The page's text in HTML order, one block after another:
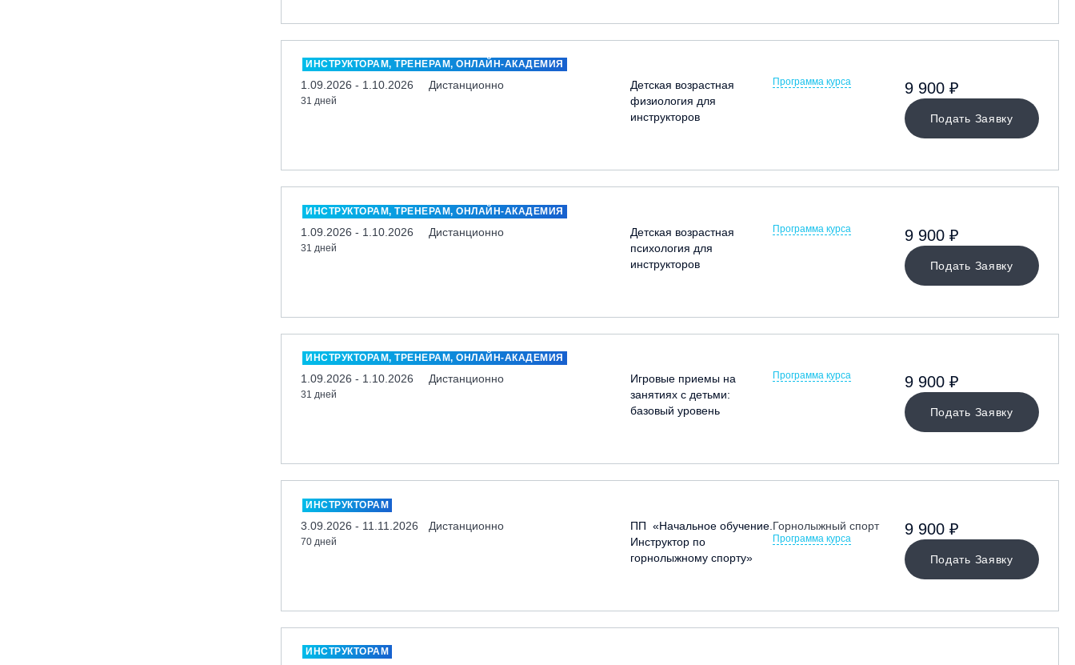
ИНСТРУКТОРАМ, ТРЕНЕРАМ, ОНЛАЙН-АКАДЕМИЯ
1.09.2026 - 1.10.2026
31 дней
Дистанционно
Детская возрастная
физиология для
инструкторов
Программа курса
Подать Заявку
9 900 ₽
ИНСТРУКТОРАМ, ТРЕНЕРАМ, ОНЛАЙН-АКАДЕМИЯ
1.09.2026 - 1.10.2026
31 дней
Дистанционно
Детская возрастная
психология для
инструкторов
Программа курса
Подать Заявку
9 900 ₽
ИНСТРУКТОРАМ, ТРЕНЕРАМ, ОНЛАЙН-АКАДЕМИЯ
1.09.2026 - 1.10.2026
31 дней
Дистанционно
Игровые приемы на
занятиях с детьми:
базовый уровень
Программа курса
Подать Заявку
9 900 ₽
ИНСТРУКТОРАМ
3.09.2026 - 11.11.2026
70 дней
Дистанционно
ПП «Начальное обучение.
Инструктор по
горнолыжному спорту»
Горнолыжный спорт
Программа курса
Подать Заявку
9 900 ₽
ИНСТРУКТОРАМ